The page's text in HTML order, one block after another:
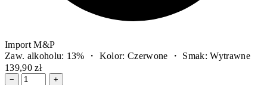
Import M&P
Zaw. alkoholu: 13% ・ Kolor: Czerwone ・ Smak: Wytrawne
139,90 zł
− +